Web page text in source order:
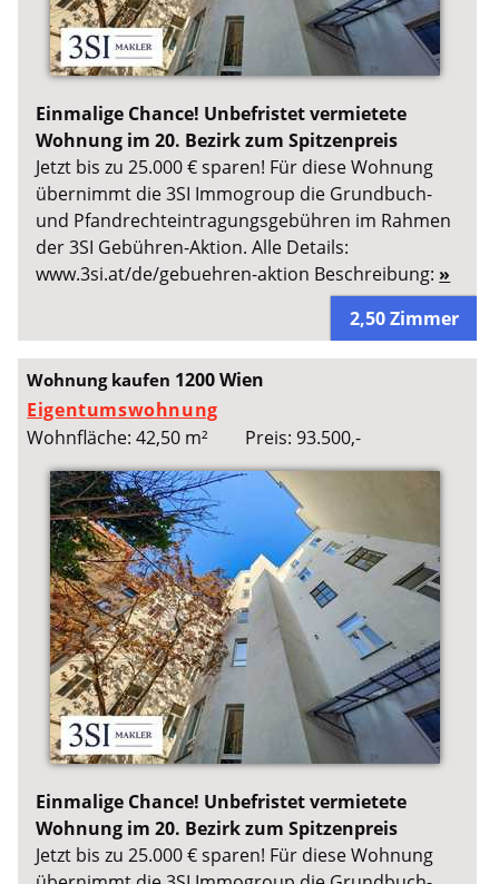
Einmalige Chance! Unbefristet vermietete
Wohnung im 20. Bezirk zum Spitzenpreis
Jetzt bis zu 25.000 € sparen! Für diese Wohnung
übernimmt die 3SI Immogroup die Grundbuch-
und Pfandrechteintragungsgebühren im Rahmen
der 3SI Gebühren-Aktion. Alle Details:
www.3si.at/de/gebuehren-aktion Beschreibung: »
2,50 Zimmer
Wohnung kaufen 1200 Wien
Eigentumswohnung
Wohnfläche: 42,50 m²
Preis: 93.500,-
Einmalige Chance! Unbefristet vermietete
Wohnung im 20. Bezirk zum Spitzenpreis
Jetzt bis zu 25.000 € sparen! Für diese Wohnung